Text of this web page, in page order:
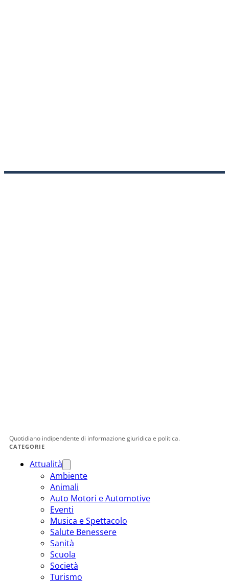
Quotidiano indipendente di informazione giuridica e politica.
CATEGORIE
Attualità
Ambiente
Animali
Auto Motori e Automotive
Eventi
Musica e Spettacolo
Salute Benessere
Sanità
Scuola
Società
Turismo